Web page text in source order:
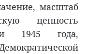
масштаб
ценность
1945 года,